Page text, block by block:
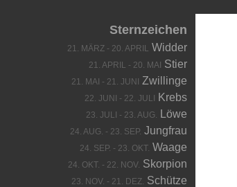
Sternzeichen
21. MÄRZ - 20. APRIL Widder
21. APRIL - 20. MAI Stier
21. MAI - 21. JUNI Zwillinge
22. JUNI - 22. JULI Krebs
23. JULI - 23. AUG. Löwe
24. AUG. - 23. SEP. Jungfrau
24. SEP. - 23. OKT. Waage
24. OKT. - 22. NOV. Skorpion
23. NOV. - 21. DEZ. Schütze